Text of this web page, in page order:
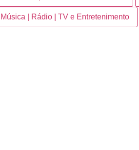
Música | Rádio | TV e Entretenimento